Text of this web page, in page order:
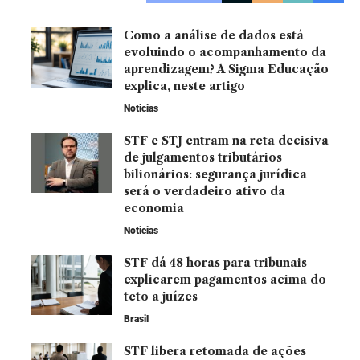
Como a análise de dados está
evoluindo o acompanhamento da
aprendizagem? A Sigma Educação
explica, neste artigo
Noticias
STF e STJ entram na reta decisiva
de julgamentos tributários
bilionários: segurança jurídica
será o verdadeiro ativo da
economia
Noticias
STF dá 48 horas para tribunais
explicarem pagamentos acima do
teto a juízes
Brasil
STF libera retomada de ações